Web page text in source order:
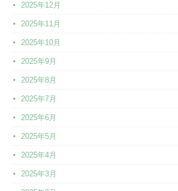
2025年12月
2025年11月
2025年10月
2025年9月
2025年8月
2025年7月
2025年6月
2025年5月
2025年4月
2025年3月